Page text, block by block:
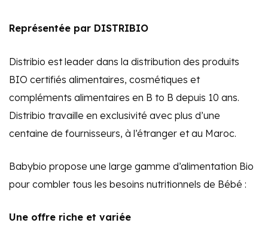
Représentée par DISTRIBIO
Distribio est leader dans la distribution des produits
BIO certifiés alimentaires, cosmétiques et
compléments alimentaires en B to B depuis 10 ans.
Distribio travaille en exclusivité avec plus d’une
centaine de fournisseurs, à l’étranger et au Maroc.
Babybio propose une large gamme d’alimentation Bio
pour combler tous les besoins nutritionnels de Bébé :
Une offre riche et variée